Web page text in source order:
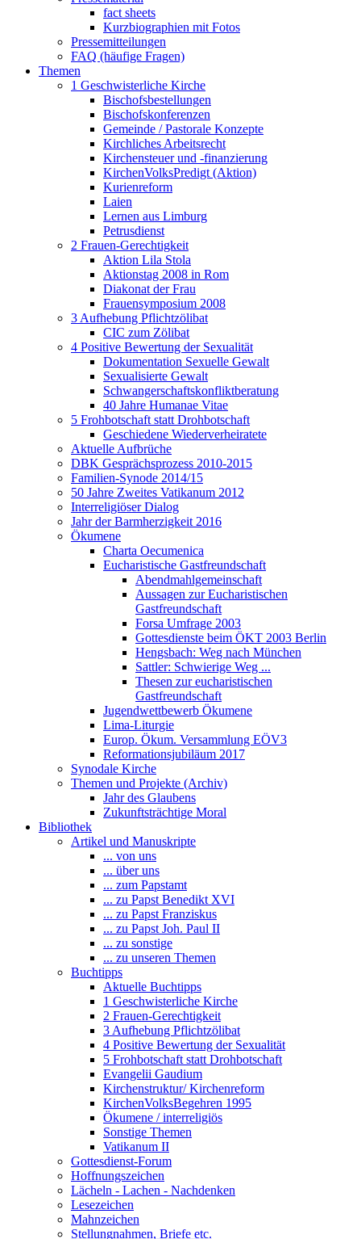
fact sheets
Kurzbiographien mit Fotos
Pressemitteilungen
FAQ (häufige Fragen)
Themen
1 Geschwisterliche Kirche
Bischofsbestellungen
Bischofskonferenzen
Gemeinde / Pastorale Konzepte
Kirchliches Arbeitsrecht
Kirchensteuer und -finanzierung
KirchenVolksPredigt (Aktion)
Kurienreform
Laien
Lernen aus Limburg
Petrusdienst
2 Frauen-Gerechtigkeit
Aktion Lila Stola
Aktionstag 2008 in Rom
Diakonat der Frau
Frauensymposium 2008
3 Aufhebung Pflichtzölibat
CIC zum Zölibat
4 Positive Bewertung der Sexualität
Dokumentation Sexuelle Gewalt
Sexualisierte Gewalt
Schwangerschaftskonfliktberatung
40 Jahre Humanae Vitae
5 Frohbotschaft statt Drohbotschaft
Geschiedene Wiederverheiratete
Aktuelle Aufbrüche
DBK Gesprächsprozess 2010-2015
Familien-Synode 2014/15
50 Jahre Zweites Vatikanum 2012
Interreligiöser Dialog
Jahr der Barmherzigkeit 2016
Ökumene
Charta Oecumenica
Eucharistische Gastfreundschaft
Abendmahlgemeinschaft
Aussagen zur Eucharistischen
Gastfreundschaft
Forsa Umfrage 2003
Gottesdienste beim ÖKT 2003 Berlin
Hengsbach: Weg nach München
Sattler: Schwierige Weg ...
Thesen zur eucharistischen
Gastfreundschaft
Jugendwettbewerb Ökumene
Lima-Liturgie
Europ. Ökum. Versammlung EÖV3
Reformationsjubiläum 2017
Synodale Kirche
Themen und Projekte (Archiv)
Jahr des Glaubens
Zukunftsträchtige Moral
Bibliothek
Artikel und Manuskripte
... von uns
... über uns
... zum Papstamt
... zu Papst Benedikt XVI
... zu Papst Franziskus
... zu Papst Joh. Paul II
... zu sonstige
... zu unseren Themen
Buchtipps
Aktuelle Buchtipps
1 Geschwisterliche Kirche
2 Frauen-Gerechtigkeit
3 Aufhebung Pflichtzölibat
4 Positive Bewertung der Sexualität
5 Frohbotschaft statt Drohbotschaft
Evangelii Gaudium
Kirchenstruktur/ Kirchenreform
KirchenVolksBegehren 1995
Ökumene / interreligiös
Sonstige Themen
Vatikanum II
Gottesdienst-Forum
Hoffnungszeichen
Lächeln - Lachen - Nachdenken
Lesezeichen
Mahnzeichen
Stellungnahmen, Briefe etc.